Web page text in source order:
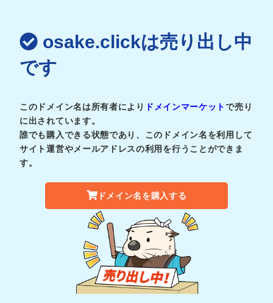
osake.clickは売り出し中
です
このドメイン名は所有者により ドメインマーケットで売り
に出されています。
誰でも購入できる状態であり、このドメイン名を利用して
サイト運営やメールアドレスの利用を行うことができま
す。
ドメイン名を購入する